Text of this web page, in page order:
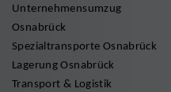
Unternehmensumzug
Osnabrück
Spezialtransporte Osnabrück
Lagerung Osnabrück
Transport & Logistik